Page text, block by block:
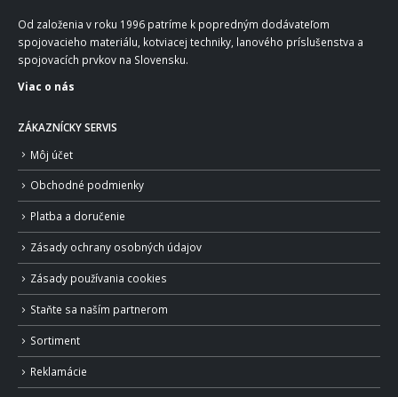
Od založenia v roku 1996 patríme k popredným dodávateľom
spojovacieho materiálu, kotviacej techniky, lanového príslušenstva a
spojovacích prvkov na Slovensku.
Viac o nás
ZÁKAZNÍCKY SERVIS
Môj účet
Obchodné podmienky
Platba a doručenie
Zásady ochrany osobných údajov
Zásady používania cookies
Staňte sa naším partnerom
Sortiment
Reklamácie